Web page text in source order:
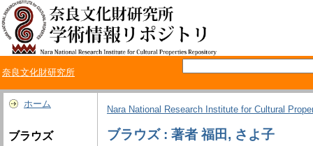
奈良文化財研究所
ホーム
ブラウズ
Nara National Research Institute for Cultural
ブラウズ : 著者 福田, さよ子